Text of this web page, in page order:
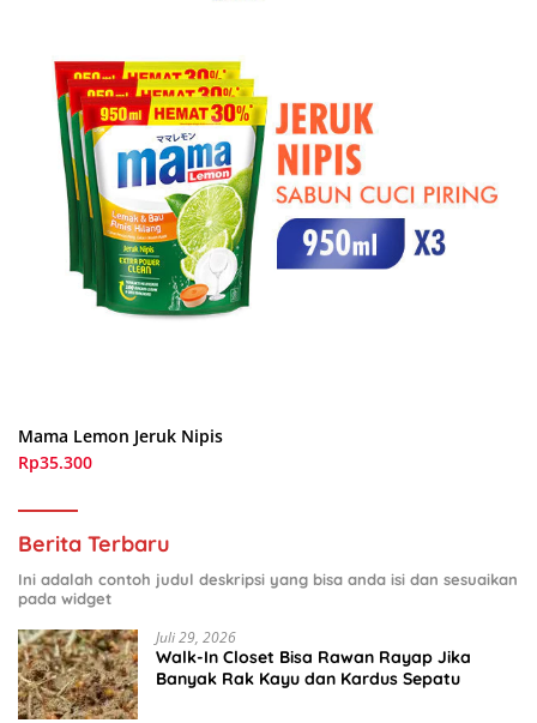
Mama Lemon Jeruk Nipis
Rp35.300
Berita Terbaru
Ini adalah contoh judul deskripsi yang bisa anda isi dan sesuaikan
pada widget
Juli 29, 2026
Walk-In Closet Bisa Rawan Rayap Jika
Banyak Rak Kayu dan Kardus Sepatu